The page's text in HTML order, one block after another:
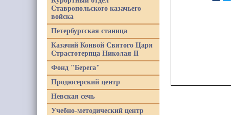
Ставропольского казачьего
войска
Петербургская станица
Казачий Конвой Святого Царя
Страстотерпца Николая II
Фонд "Берега"
Продюсерский центр
Невская сечь
Учебно-методический центр